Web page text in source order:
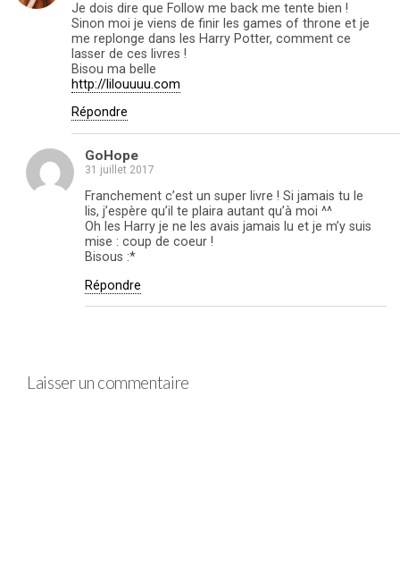
Je dois dire que Follow me back me tente bien !
Sinon moi je viens de finir les games of throne et je
me replonge dans les Harry Potter, comment ce
lasser de ces livres !
Bisou ma belle
http://lilouuuu.com
Répondre
GoHope
31 juillet 2017
Franchement c’est un super livre ! Si jamais tu le
lis, j’espère qu’il te plaira autant qu’à moi ^^
Oh les Harry je ne les avais jamais lu et je m’y suis
mise : coup de coeur !
Bisous :*
Répondre
Laisser un commentaire